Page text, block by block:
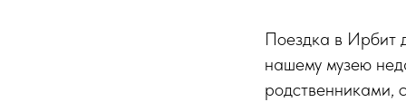
Поездка в Ирбит
нашему музею
родственниками,